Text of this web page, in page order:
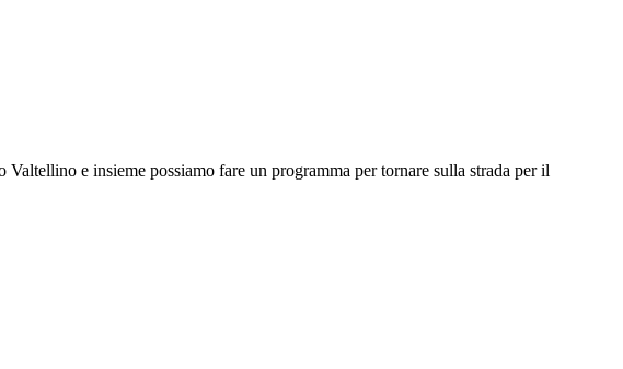
e insieme possiamo fare un programma per tornare sulla strada per il